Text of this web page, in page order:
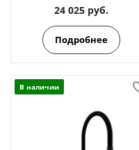
24 025 руб.
Подробнее
В наличии